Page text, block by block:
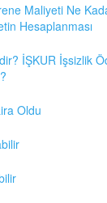
Maliyeti Ne
Hesaplanması
İŞKUR İşsizlik
Oldu